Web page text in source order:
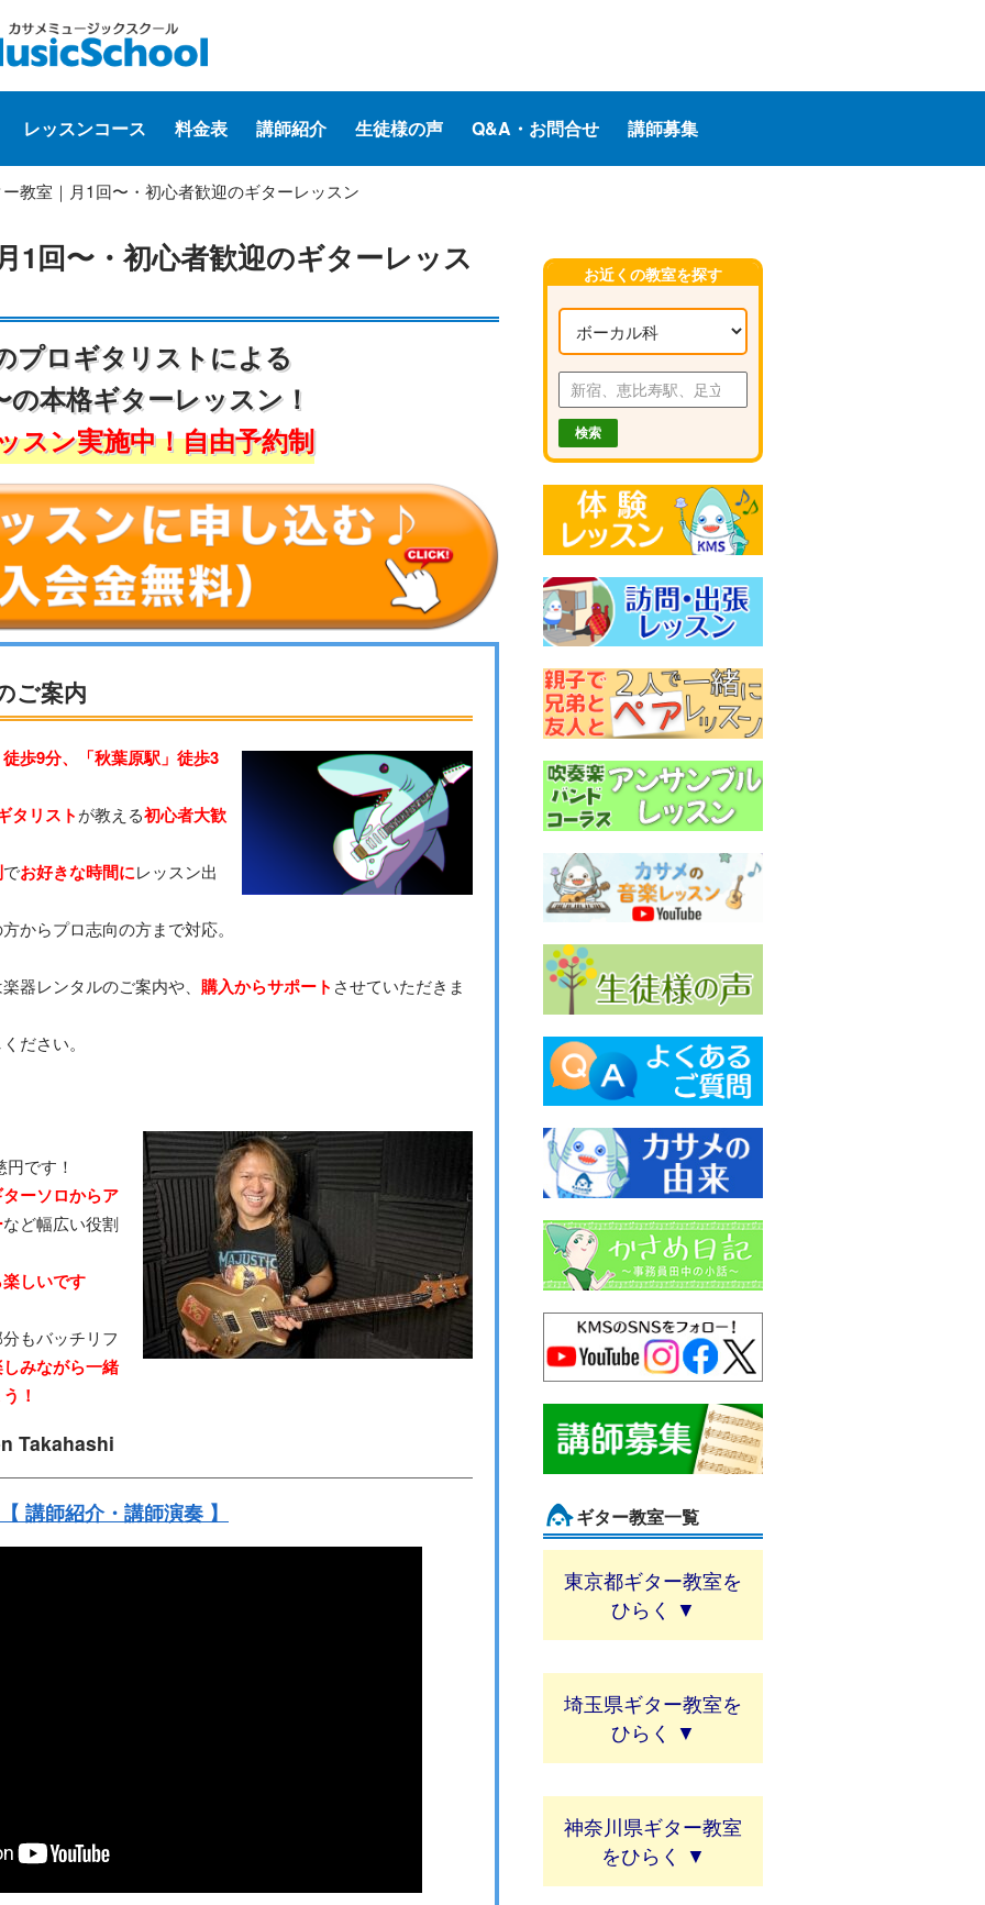
レッスンコース 料金表 講師紹介 生徒様の声 Q&A・お問合せ 講師募集
教室｜月1回〜・初心者歓迎のギターレッスン
1回〜・初心者歓迎のギターレッス
プロギタリストによる
の本格ギターレッスン！
スン実施中！自由予約制
ご案内
歩9分、「秋葉原駅」徒歩3
タリストが教える初心者大歓
でお好きな時間にレッスン出
からプロ志向の方まで対応。
器レンタルのご案内や、 購入からサポート させていただきま
ださい。
です！
ーソロからア
など幅広い役割
しいです
もバッチリフ
みながら一緒
！
Takahashi
【 講師紹介・講師演奏 】
お近くの教室を探す
ギター教室一覧
東京都ギター教室
埼玉県ギター教室
神奈川県ギター教室